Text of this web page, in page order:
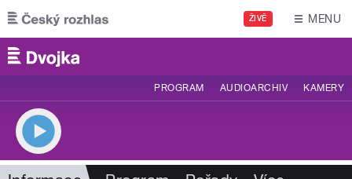
Přejít k hlavnímu obsahu
ŽIVĚ MENU
PROGRAM AUDIOARCHIV KAMERY